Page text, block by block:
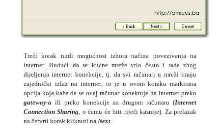
Treći korak nudi mogućnost izbora načina povezivanja na
internet. Budući da se kućne mreže vrlo često i rade zbog
dijeljenja internet konekcije, tj. da svi računari u mreži imaju
zajednički izlaz na internet, to je u ovom koraku markirana
opcija koja kaže da se ovaj računar konektuje na internet preko
gateway-a ili preko konekcije na drugom računaru (Internet
Connection Sharing , o čemu će biti riječi kasnije). Za prelazak
na četvrti korak kliknuti na Next